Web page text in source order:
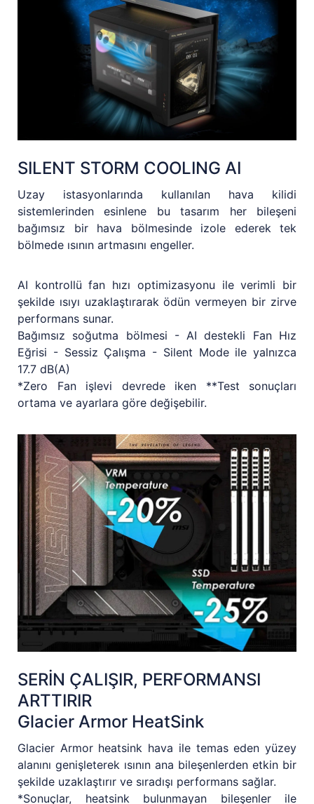
SILENT STORM COOLING AI
Uzay istasyonlarında kullanılan hava kilidi
sistemlerinden esinlene bu tasarım her bileşeni
bağımsız bir hava bölmesinde izole ederek tek
bölmede ısının artmasını engeller.
AI kontrollü fan hızı optimizasyonu ile verimli bir
şekilde ısıyı uzaklaştırarak ödün vermeyen bir zirve
performans sunar.
Bağımsız soğutma bölmesi - AI destekli Fan Hız
Eğrisi - Sessiz Çalışma - Silent Mode ile yalnızca
17.7 dB(A)
*Zero Fan işlevi devrede iken **Test sonuçları
ortama ve ayarlara göre değişebilir.
SERİN ÇALIŞIR, PERFORMANSI
ARTTIRIR
Glacier Armor HeatSink
Glacier Armor heatsink hava ile temas eden yüzey
alanını genişleterek ısının ana bileşenlerden etkin bir
şekilde uzaklaştırır ve sıradışı performans sağlar.
*Sonuçlar, heatsink bulunmayan bileşenler ile